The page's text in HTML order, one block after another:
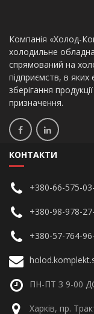
Компанія «Холод-
холодильне
спрямований на
підприємств, в яких
зберігання
призначення.
КОНТАКТИ
+380-66-575-
+380-98-978-
+380-57-764-
ПН-ПТ З 9-00
Харків, пр.